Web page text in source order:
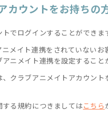
カウントをお持ちの
でログインすることができま
メイト連携をされていないお
ニメイト連携を設定すること
クラブアニメイトアカウント
る規約につきましてはこちら